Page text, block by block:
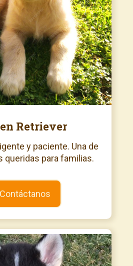
Retriever
y paciente. Una de
queridas para familias.
Contáctanos